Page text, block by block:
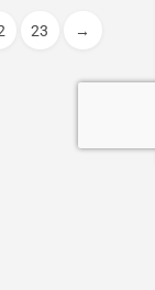
23 →